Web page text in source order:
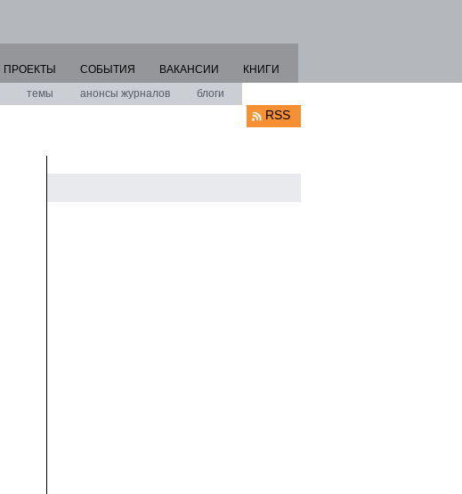
темы анонсы журналов блоги
ПРОЕКТЫ СОБЫТИЯ ВАКАНСИИ КНИГИ
RSS